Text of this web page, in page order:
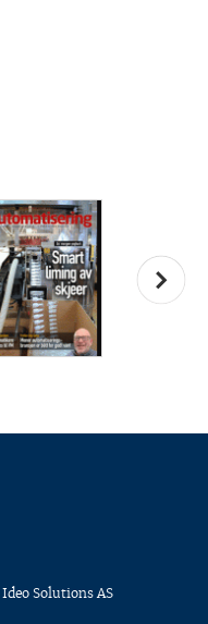
Ideo Solutions AS